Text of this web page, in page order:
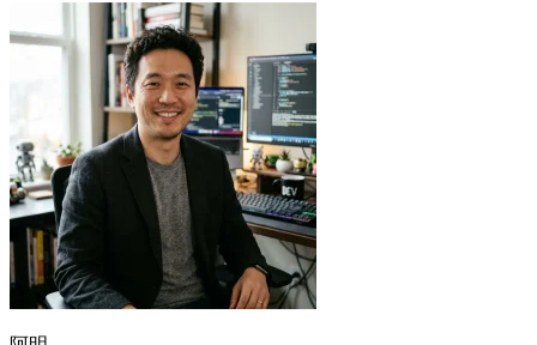
阿明
纯音乐 AI 对我的播客片头片尾太友好了。我一次生成 3-4 个